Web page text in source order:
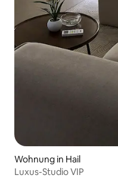
Wohnung in Hail
Luxus-Studio VIP